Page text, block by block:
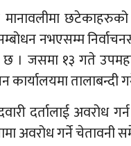
नभएसम्म
छ । जसमा १३ गते
तालाबन्दी
दर्तालाई अवरोध
अवरोध गर्ने चेतावनी